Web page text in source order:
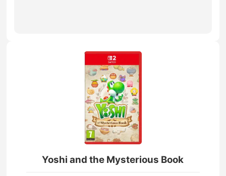
Yoshi and the Mysterious Book